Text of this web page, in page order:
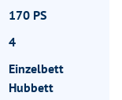
170 PS
4
Einzelbett
Hubbett